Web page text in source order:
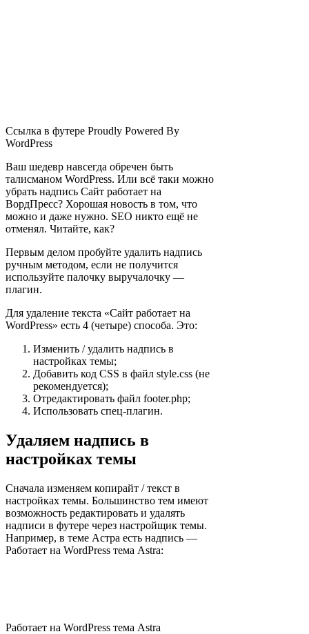
Ссылка в футере Proudly Powered By
WordPress
Ваш шедевр навсегда обречен быть
талисманом WordPress. Или всё таки можно
убрать надпись Сайт работает на
ВордПресс? Хорошая новость в том, что
можно и даже нужно. SEO никто ещё не
отменял. Читайте, как?
Первым делом пробуйте удалить надпись
ручным методом, если не получится
используйте палочку выручалочку —
плагин.
Для удаление текста «Сайт работает на
WordPress» есть 4 (четыре) способа. Это:
Изменить / удалить надпись в
настройках темы;
Добавить код CSS в файл style.css (не
рекомендуется);
Отредактировать файл footer.php;
Использовать спец-плагин.
Удаляем надпись в
настройках темы
Сначала изменяем копирайт / текст в
настройках темы. Большинство тем имеют
возможность редактировать и удалять
надписи в футере через настройщик темы.
Например, в теме Астра есть надпись —
Работает на WordPress тема Astra:
Работает на WordPress тема Astra